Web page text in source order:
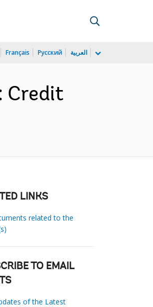
Français Русский العربية
Credit
LINKS
related to the
TO EMAIL
of the Latest